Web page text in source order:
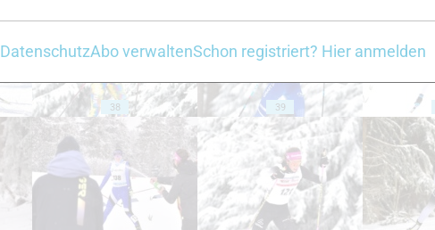
38 39
DatenschutzAbo verwaltenSchon registriert? Hier anmelden